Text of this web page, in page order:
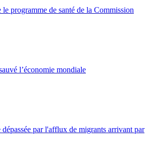
le programme de santé de la Commission
l’économie mondiale
par l'afflux de migrants arrivant par